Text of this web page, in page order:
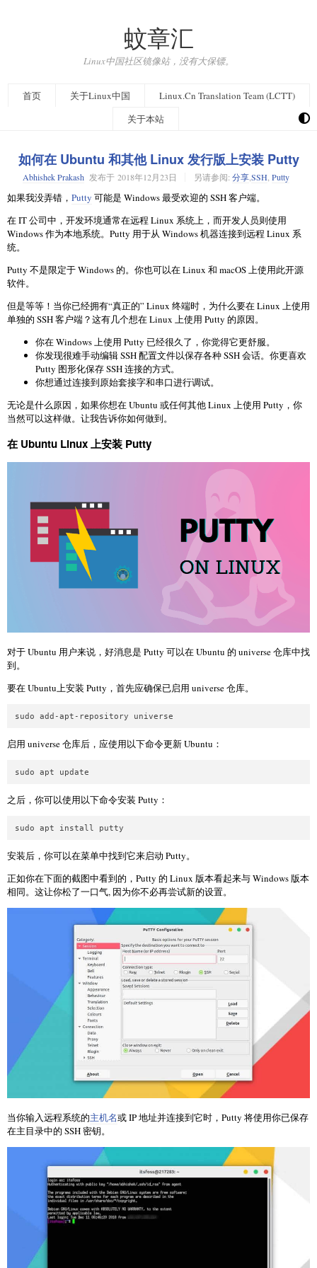
蚊章汇
Linux中国社区镜像站，没有大保镖。
首页 关于Linux中国
Linux.Cn Translation Team (LCTT)
关于本站
如何在 Ubuntu 和其他 Linux 发行版上安装 Putty
Abhishek Prakash发布于 2018年12月23日 另请参阅: 分享,SSH, Putty
如果我没弄错， Putty 可能是 Windows 最受欢迎的 SSH 客户端。
在 IT 公司中，开发环境通常在远程 Linux 系统上，而开发人员则使用
Windows 作为本地系统。Putty 用于从 Windows 机器连接到远程 Linux 系
统。
Putty 不是限定于 Windows 的。你也可以在 Linux 和 macOS 上使用此开源
软件。
但是等等！当你已经拥有“真正的” Linux 终端时，为什么要在 Linux 上使用
单独的 SSH 客户端？这有几个想在 Linux 上使用 Putty 的原因。
你在 Windows 上使用 Putty 已经很久了，你觉得它更舒服。
你发现很难手动编辑 SSH 配置文件以保存各种 SSH 会话。你更喜欢
Putty 图形化保存 SSH 连接的方式。
你想通过连接到原始套接字和串口进行调试。
无论是什么原因，如果你想在 Ubuntu 或任何其他 Linux 上使用 Putty，你
当然可以这样做。让我告诉你如何做到。
在 Ubuntu Linux 上安装 Putty
对于 Ubuntu 用户来说，好消息是 Putty 可以在 Ubuntu 的 universe 仓库中找
到。
要在 Ubuntu上安装 Putty，首先应确保已启用 universe 仓库。
sudo add-apt-repository universe
启用 universe 仓库后，应使用以下命令更新 Ubuntu：
sudo apt update
之后，你可以使用以下命令安装 Putty：
sudo apt install putty
安装后，你可以在菜单中找到它来启动 Putty。
正如你在下面的截图中看到的，Putty 的 Linux 版本看起来与 Windows 版本
相同。这让你松了一口气, 因为你不必再尝试新的设置。
当你输入远程系统的主机名或 IP 地址并连接到它时，Putty 将使用你已保存
在主目录中的 SSH 密钥。